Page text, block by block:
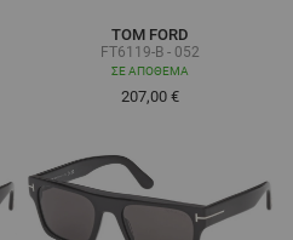
TOM FORD
FT6119-B - 052
ΣΕ ΑΠΌΘΕΜΑ
207,00 €